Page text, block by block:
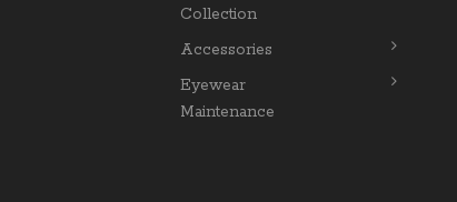
Collection
Accessories
Eyewear
Maintenance